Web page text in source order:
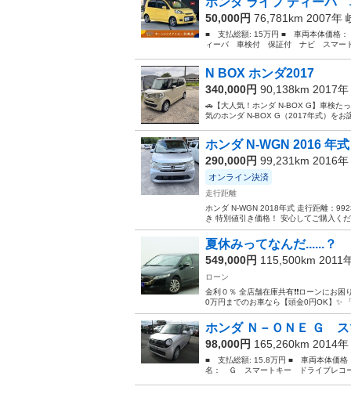
50,000円 76,781km 2007年
■ 支払総額: 15万円 ■ 車両本体価格
ィーバ 車検付 保証付 ナビ スマー
N BOX ホンダ2017
340,000円 90,138km 2017年
🚗【大人気！ホンダ N-BOX G】車検た
気のホンダ N-BOX G（2017年式）をお
ホンダ N-WGN 2016 年式
290,000円 99,231km 2016年
オンライン決済
走行距離
ホンダ N-WGN 2018年式 走行距離：
き 特別値引き価格！ 安心してご購入く
夏休みってなんだ......？
549,000円 115,500km 2011
ローン
金利０％ 全店舗在庫共有❗️❗️ローンにお
0万円までのお車なら【頭金0円OK】✨
ホンダ Ｎ－ＯＮＥ Ｇ
98,000円 165,260km 2014年
■ 支払総額: 15.8万円 ■ 車両本体価
名： Ｇ スマートキー ドライブレコ